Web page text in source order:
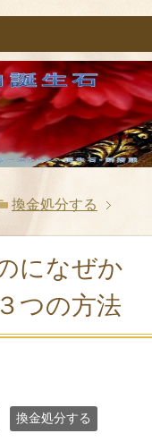
換金処分する
になぜか
つの方法
換金処分する